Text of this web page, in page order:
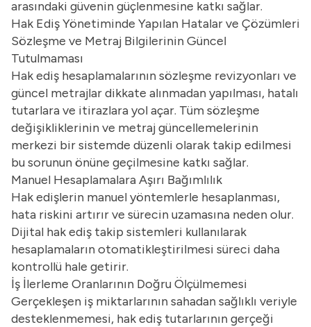
arasındaki güvenin güçlenmesine katkı sağlar.
Hak Ediş Yönetiminde Yapılan Hatalar ve Çözümleri
Sözleşme ve Metraj Bilgilerinin Güncel
Tutulmaması
Hak ediş hesaplamalarının sözleşme revizyonları ve
güncel metrajlar dikkate alınmadan yapılması, hatalı
tutarlara ve itirazlara yol açar. Tüm sözleşme
değişikliklerinin ve metraj güncellemelerinin
merkezi bir sistemde düzenli olarak takip edilmesi
bu sorunun önüne geçilmesine katkı sağlar.
Manuel Hesaplamalara Aşırı Bağımlılık
Hak edişlerin manuel yöntemlerle hesaplanması,
hata riskini artırır ve sürecin uzamasına neden olur.
Dijital hak ediş takip sistemleri kullanılarak
hesaplamaların otomatikleştirilmesi süreci daha
kontrollü hale getirir.
İş İlerleme Oranlarının Doğru Ölçülmemesi
Gerçekleşen iş miktarlarının sahadan sağlıklı veriyle
desteklenmemesi, hak ediş tutarlarının gerçeği